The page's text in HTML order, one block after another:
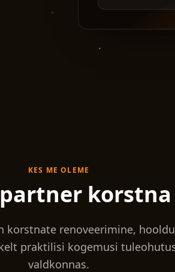
KES ME OLEME
korstnate renoveerimine,
praktilisi kogemusi
valdkonnas.